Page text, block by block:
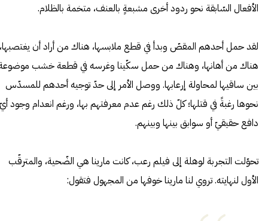
الأفعال السّابقة نحو ردود أخرى مشبعةٍ بالعنف، متخمة بالظلام.
لقد حمل أحدهم المقصّ وبدأ في قطع ملابسها، هناك من أراد أن يغتصبها،
هناك من أهانها، وهناك من حمل سكّينا وغرسه في قطعة خشب
بين ساقيها لمحاولة إرعابها. ووصل الأمر إلى حدّ توجيه أحدهم للمسدّس
نحوها رغبةً في قتلها؛ كلّ ذلك رغم عدم معرفتهم بها، ورغم انعدام وجود أيّ
دافع حقيقيّ أو سوابق بينها وبينهم.
تحوّلت التجربة لوهلة إلى فيلم رعب، كانت مارينا هي الضّحية، والمترقّب
الأول لنهايته. تروي لنا مارينا خوفها من المجهول فتقول: